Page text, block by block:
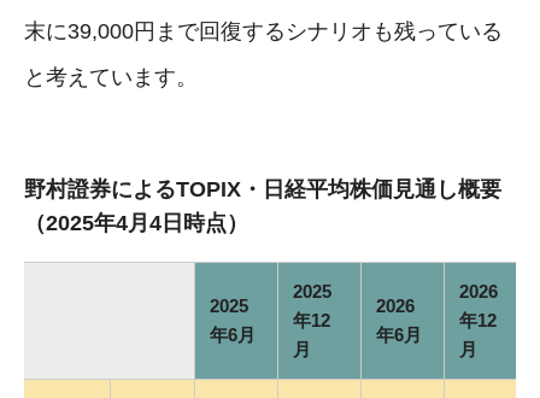
末に39,000円まで回復するシナリオも残っている
と考えています。
野村證券によるTOPIX・日経平均株価見通し概要
（2025年4月4日時点）
2025
年6月
2025
年12
月
2026
年6月
2026
年12
月